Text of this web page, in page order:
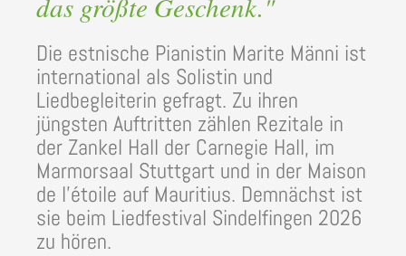
Die estnische Pianistin Marite Männi ist
international als Solistin und
Liedbegleiterin gefragt. Zu ihren
jüngsten Auftritten zählen Rezitale in
der Zankel Hall der Carnegie Hall, im
Marmorsaal Stuttgart und in der Maison
de l’étoile auf Mauritius. Demnächst ist
sie beim Liedfestival Sindelfingen 2026
zu hören.